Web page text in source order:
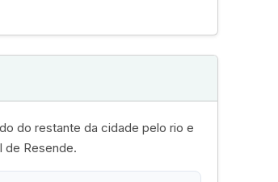
do restante da cidade pelo rio e
de Resende.